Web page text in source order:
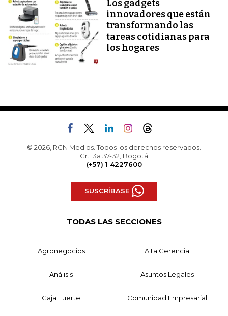
Los gadgets
innovadores que están
transformando las
tareas cotidianas para
los hogares
© 2026, RCN Medios. Todos los derechos reservados.
Cr. 13a 37-32, Bogotá
(+57) 1 4227600
SUSCRÍBASE
TODAS LAS SECCIONES
Agronegocios Alta Gerencia
Análisis Asuntos Legales
Caja Fuerte Comunidad Empresarial